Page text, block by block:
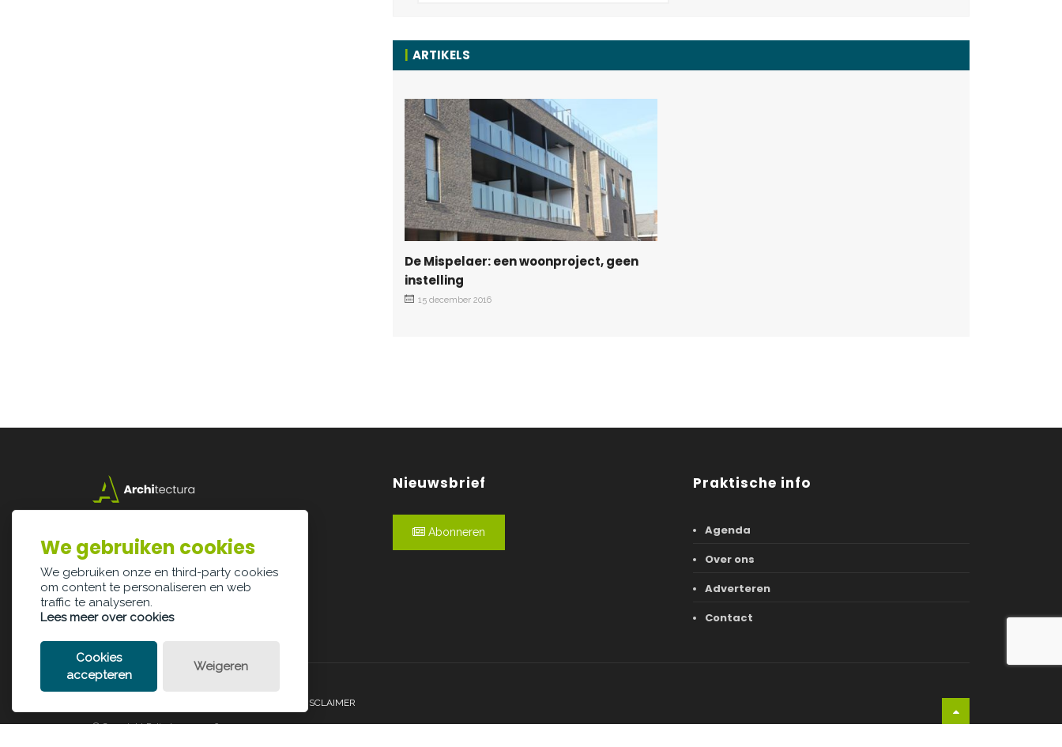
ARTIKELS
De Mispelaer: een woonproject, geen
instelling
15 december 2016
3500 Hasselt
info@architectura.be
Nieuwsbrief
Abonneren
Praktische info
Agenda
Over ons
Adverteren
Contact
LEGAL DISCLAIMER
© Copyright Palindroom 2026
We gebruiken cookies
We gebruiken onze en third-party cookies
om content te personaliseren en web
traffic te analyseren.
Lees meer over cookies
Cookies
accepteren
Weigeren